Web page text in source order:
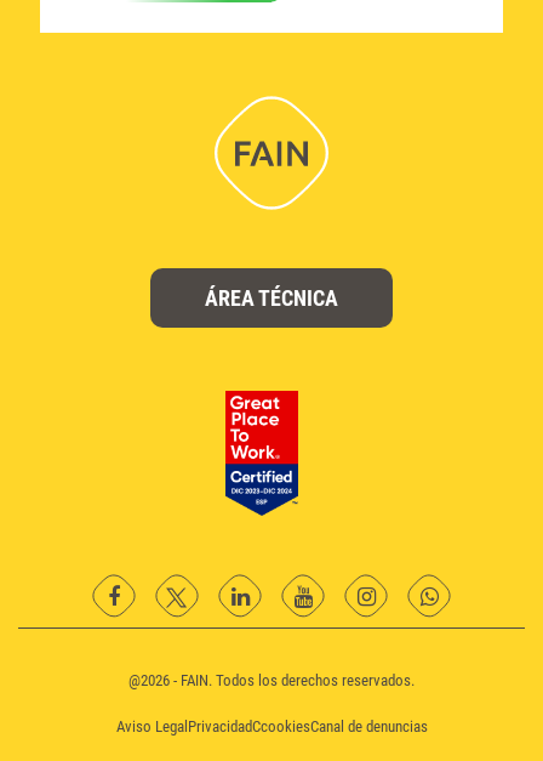
ÁREA TÉCNICA
facebooktwitter LinkedinYouTubeinstagramWhatsapp
@2026 - FAIN. Todos los derechos reservados.
Aviso Legal PrivacidadCcookiesCanal de denuncias